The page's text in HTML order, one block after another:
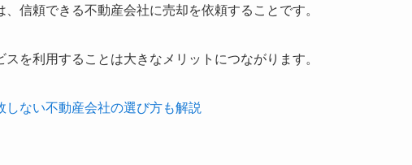
信頼できる不動産会社に売却を依頼することです。
を利用することは大きなメリットにつながります。
ない不動産会社の選び方も解説